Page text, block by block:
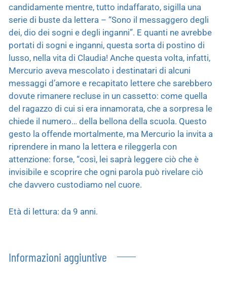
candidamente mentre, tutto indaffarato, sigilla una
serie di buste da lettera – “Sono il messaggero degli
dei, dio dei sogni e degli inganni”. E quanti ne avrebbe
portati di sogni e inganni, questa sorta di postino di
lusso, nella vita di Claudia! Anche questa volta, infatti,
Mercurio aveva mescolato i destinatari di alcuni
messaggi d’amore e recapitato lettere che sarebbero
dovute rimanere recluse in un cassetto: come quella
del ragazzo di cui si era innamorata, che a sorpresa le
chiede il numero… della bellona della scuola. Questo
gesto la offende mortalmente, ma Mercurio la invita a
riprendere in mano la lettera e rileggerla con
attenzione: forse, “così, lei saprà leggere ciò che è
invisibile e scoprire che ogni parola può rivelare ciò
che davvero custodiamo nel cuore.
Età di lettura: da 9 anni.
Informazioni aggiuntive